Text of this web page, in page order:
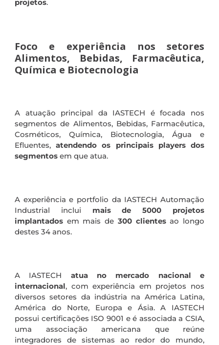
projetos.
Foco e experiência nos setores
Alimentos, Bebidas, Farmacêutica,
Química e Biotecnologia
A atuação principal da IASTECH é focada nos
segmentos de Alimentos, Bebidas, Farmacêutica,
Cosméticos, Química, Biotecnologia, Água e
Efluentes,atendendo os principais players dos
segmentos em que atua.
A experiência e portfolio da IASTECH Automação
Industrial inclui mais de 5000 projetos
implantados em mais de 300 clientesao longo
destes 34 anos.
A IASTECH atua no mercado nacional e
internacional, com experiência em projetos nos
diversos setores da indústria na América Latina,
América do Norte, Europa e Ásia. A IASTECH
possui certificações ISO 9001 e é associada a CSIA,
uma associação americana que reúne
integradores de sistemas ao redor do mundo,